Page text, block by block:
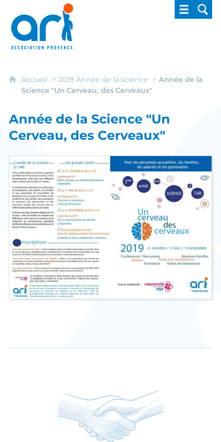
ARI - Association régionale pour
Accueil 2019 Année de la science
Année de la
Science "Un Cerveau, des Cerveaux"
Année de la Science "Un
Cerveau, des Cerveaux"